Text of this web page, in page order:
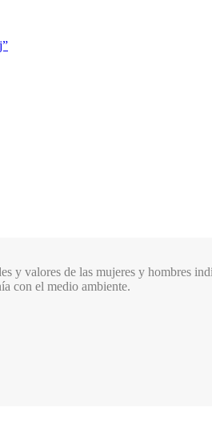
y valores de las mujeres y hombres
con el medio ambiente.